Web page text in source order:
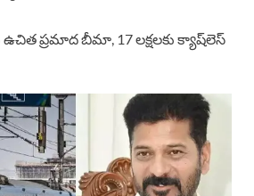
ఉచిత ప్రమాద బీమా, 17 లక్షలకు క్యాష్‌లెస్